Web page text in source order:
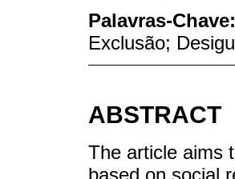
Palavras-Chave:
Exclusão;
ABSTRACT
The article aims
based on social